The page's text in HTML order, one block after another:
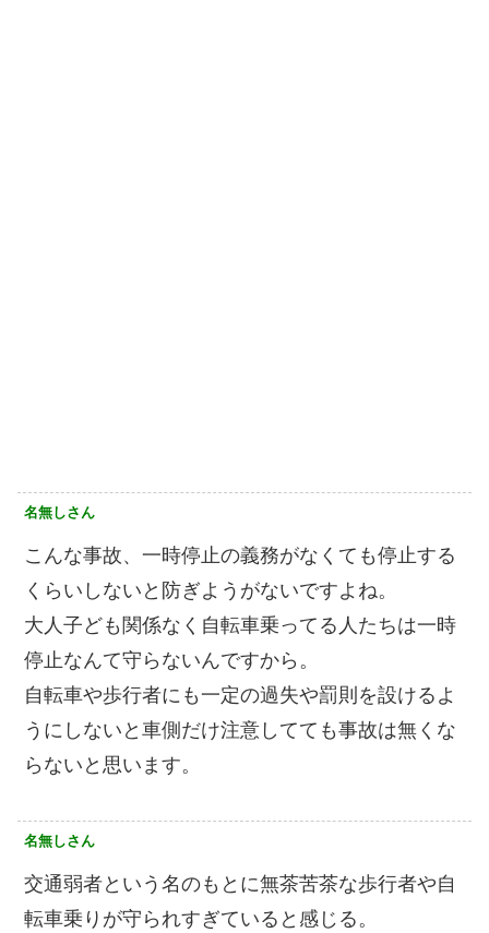
名無しさん
こんな事故、一時停止の義務がなくても停止する
くらいしないと防ぎようがないですよね。
大人子ども関係なく自転車乗ってる人たちは一時
停止なんて守らないんですから。
自転車や歩行者にも一定の過失や罰則を設けるよ
うにしないと車側だけ注意してても事故は無くな
らないと思います。
名無しさん
交通弱者という名のもとに無茶苦茶な歩行者や自
転車乗りが守られすぎていると感じる。